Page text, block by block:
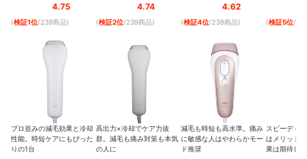
4.75
(検証1位/239商品)
プロ並みの減毛効果と冷却
性能。時短ケアにもぴった
りの1台
4.74
(検証2位/239商品)
高出力×冷却でケア力抜
群。減毛も痛み対策も本気
の人に
4.62
(検証4位/239商品)
減毛も時短も高水準。痛み
に敏感な人はやわらかモー
ド推奨
(検証5位/
スピーディ
はメリット
果は期待し